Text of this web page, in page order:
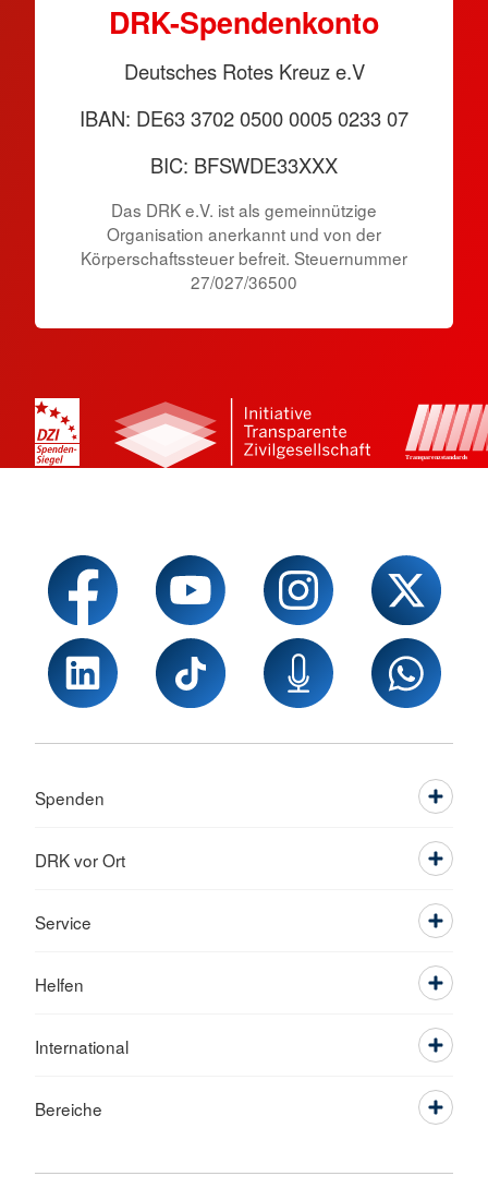
DRK-Spendenkonto
Deutsches Rotes Kreuz e.V
IBAN: DE63 3702 0500 0005 0233 07
BIC: BFSWDE33XXX
Das DRK e.V. ist als gemeinnützige
Organisation anerkannt und von der
Körperschaftssteuer befreit. Steuernummer
27/027/36500
Spenden
DRK vor Ort
Service
Helfen
International
Bereiche